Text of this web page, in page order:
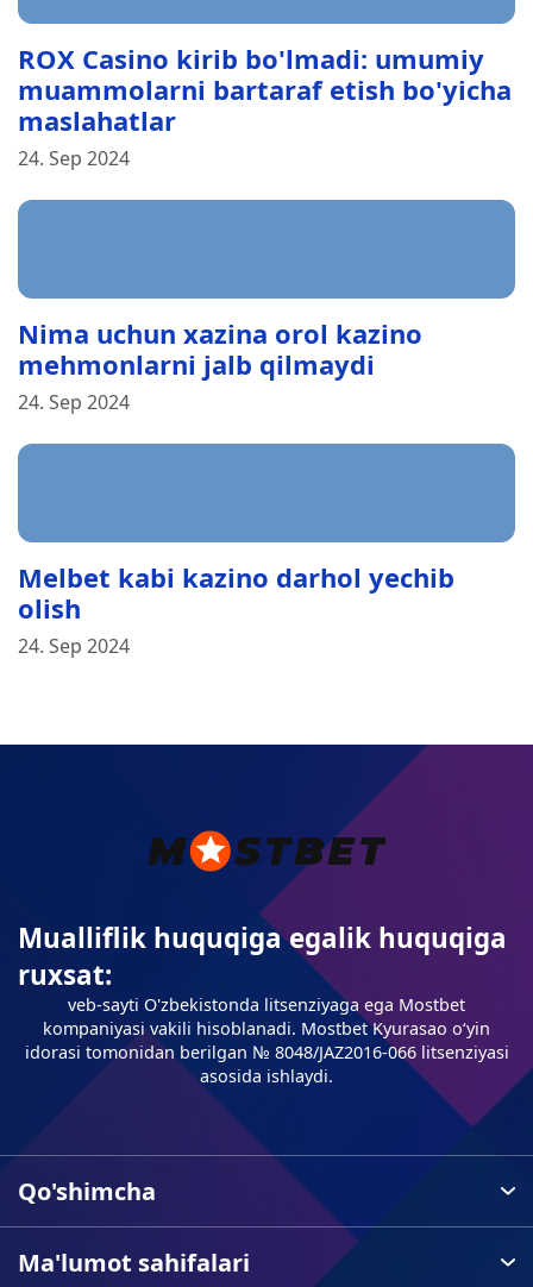
ROX Casino kirib bo'lmadi: umumiy
muammolarni bartaraf etish bo'yicha
maslahatlar
24. Sep 2024
Nima uchun xazina orol kazino
mehmonlarni jalb qilmaydi
24. Sep 2024
Melbet kabi kazino darhol yechib
olish
24. Sep 2024
Mualliflik huquqiga egalik huquqiga
ruxsat:
veb-sayti O'zbekistonda litsenziyaga ega Mostbet
kompaniyasi vakili hisoblanadi. Mostbet Kyurasao oʻyin
idorasi tomonidan berilgan № 8048/JAZ2016-066 litsenziyasi
asosida ishlaydi.
Qo'shimcha
Ma'lumot sahifalari